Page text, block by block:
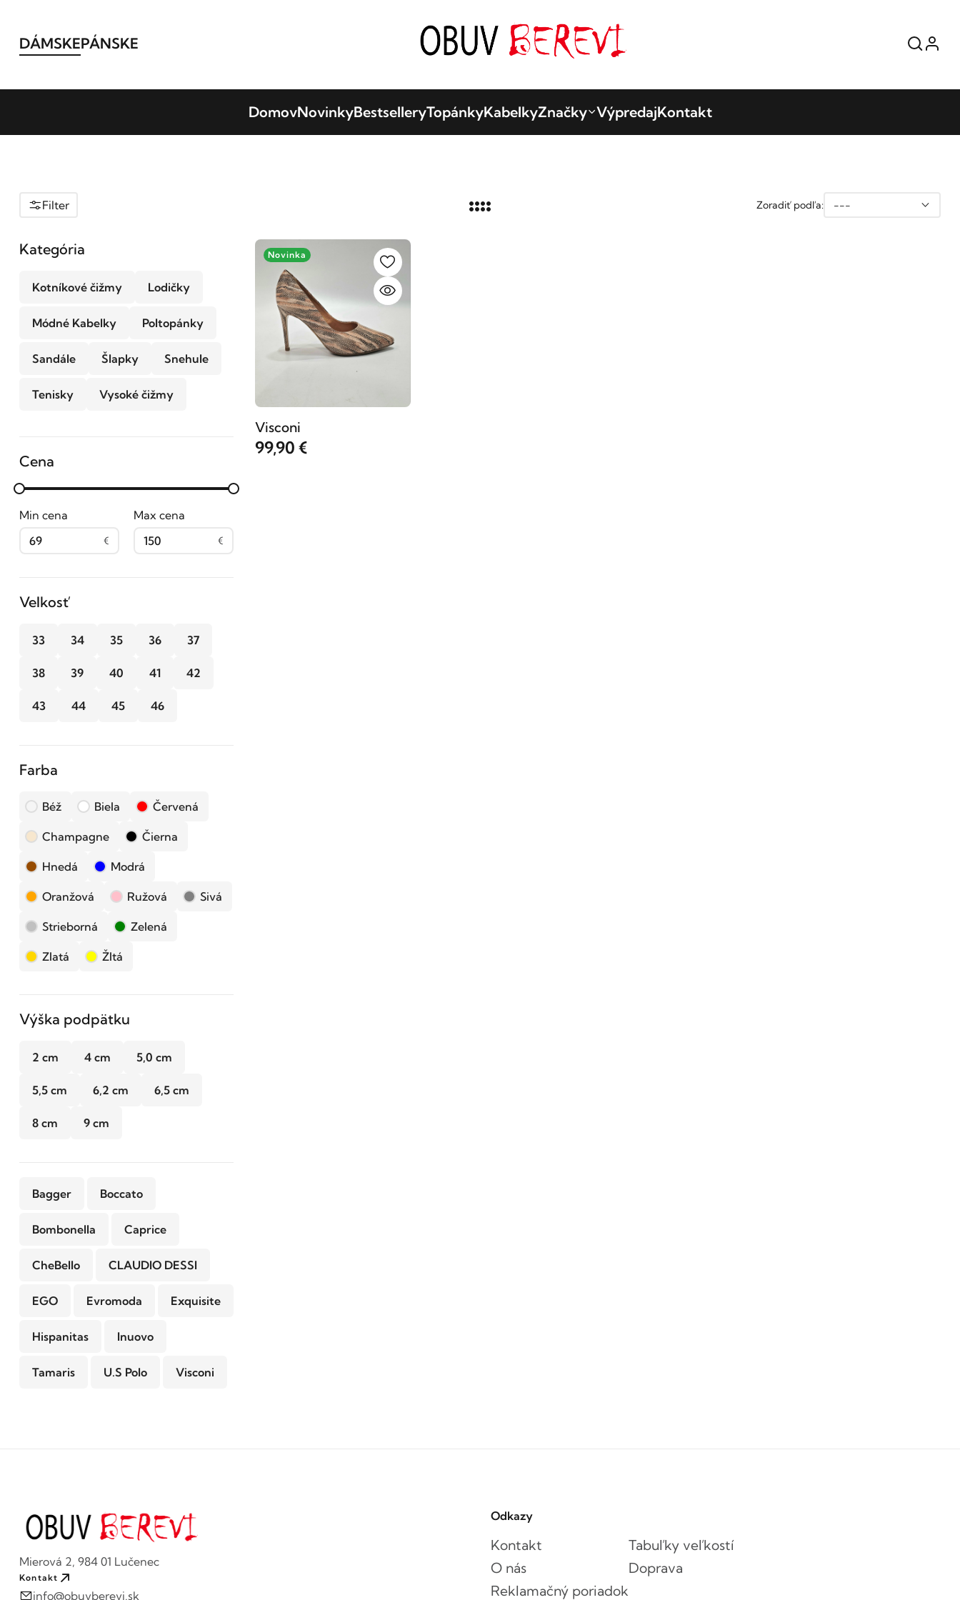
DÁMSKEPÁNSKE
DomovNovinkyBestselleryTopánkyKabelkyZnačky VýpredajKontakt
Filter Zoradiť podľa: ---
Kategória
Kotníkové čižmy Lodičky
Módné Kabelky Poltopánky
Sandále Šlapky Snehule
Tenisky Vysoké čižmy
Cena
Min cena
69
Max cena
150
Velkosť
33 34 35 36 37
38 39 40 41 42
43 44 45 46
Farba
Béž Biela Červená
Champagne Čierna
Hnedá Modrá
Oranžová Ružová Sivá
Strieborná Zelená
Zlatá Žltá
Výška podpätku
2 cm 4 cm 5,0 cm
5,5 cm 6,2 cm 6,5 cm
8 cm 9 cm
Bagger Boccato
Bombonella Caprice
CheBello CLAUDIO DESSI
EGO Evromoda Exquisite
Hispanitas Inuovo
Tamaris U.S Polo Visconi
Novinka
Visconi
99,90 €
Mierová 2, 984 01 Lučenec
Kontakt
info@obuvberevi.sk
Odkazy
Kontakt
O nás
Reklamačný poriadok
Tabuľky veľkostí
Doprava